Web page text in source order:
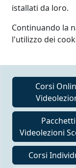
istallati da loro.
Continuando la
l'utilizzo dei
Corsi
Pacchetti
Videolezioni
Corsi